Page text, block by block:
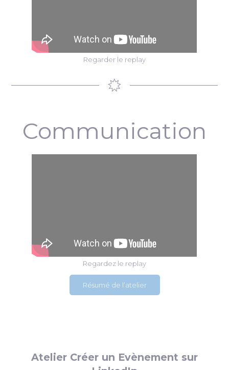
Regarder le replay
Communication
Regardez le replay
Résumé de l’atelier
Atelier Créer un Evènement sur